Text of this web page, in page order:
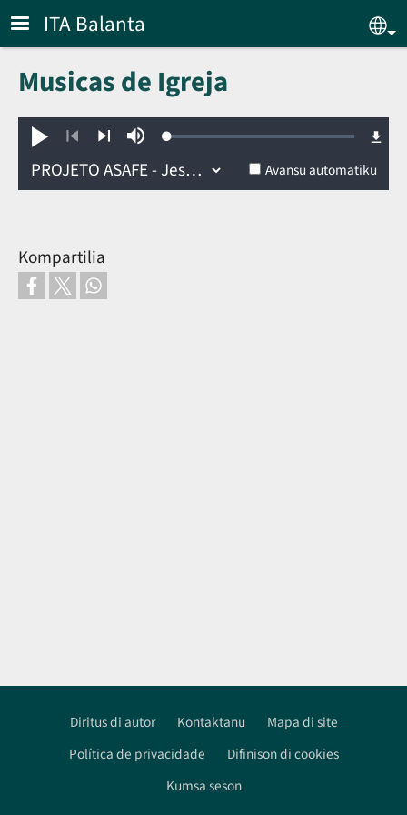
Skip to main content
ITA Balanta
Musicas de Igreja
toka
Tras Dianti
sin Loaded:
Avansu automatiku
Kompartilia
Footer
Diritus di autor Kontaktanu
Mapa di site
Política de privacidade
Difinison di cookies
Kumsa seson